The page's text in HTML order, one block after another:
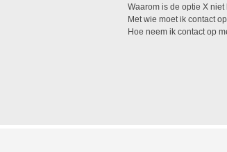
Waarom is de optie X
Met wie moet ik contact
Hoe neem ik contact op